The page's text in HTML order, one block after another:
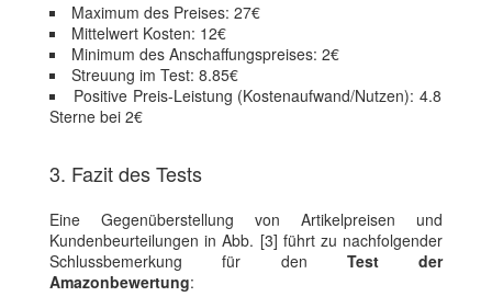
Maximum des Preises: 27€
Mittelwert Kosten: 12€
Minimum des Anschaffungspreises: 2€
Streuung im Test: 8.85€
Positive Preis-Leistung (Kostenaufwand/Nutzen): 4.8
Sterne bei 2€
3. Fazit des Tests
Eine Gegenüberstellung von Artikelpreisen und
Kundenbeurteilungen in Abb. [3] führt zu nachfolgender
Schlussbemerkung für den Test der
Amazonbewertung: